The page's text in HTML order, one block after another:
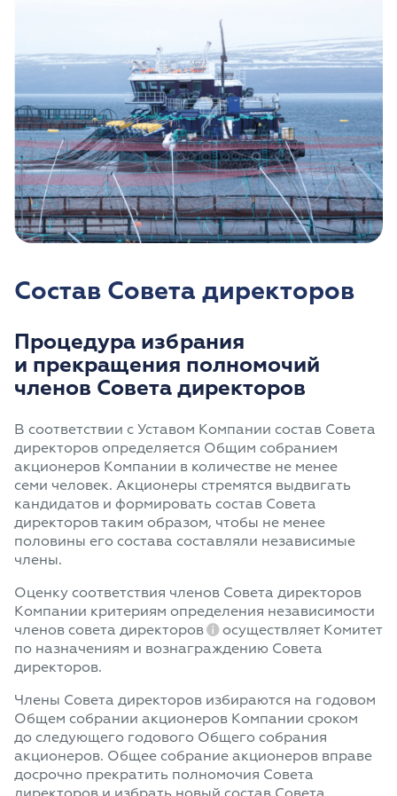
Состав Совета директоров
Процедура избрания
и прекращения полномочий
членов Совета директоров
В соответствии с Уставом Компании состав Совета
директоров определяется Общим собранием
акционеров Компании в количестве не менее
семи человек. Акционеры стремятся выдвигать
кандидатов и формировать состав Совета
директоров таким образом, чтобы не менее
половины его состава составляли независимые
члены.
Оценку соответствия членов Совета директоров
Компании критериям определения независимости
членов совета директоров
осуществляет Комитет
по назначениям и вознаграждению Совета
директоров.
Члены Совета директоров избираются на годовом
Общем собрании акционеров Компании сроком
до следующего годового Общего собрания
акционеров. Общее собрание акционеров вправе
досрочно прекратить полномочия Совета